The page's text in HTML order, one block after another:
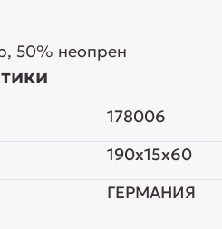
50% неопрен
178006
190x15x60
ГЕРМАНИЯ